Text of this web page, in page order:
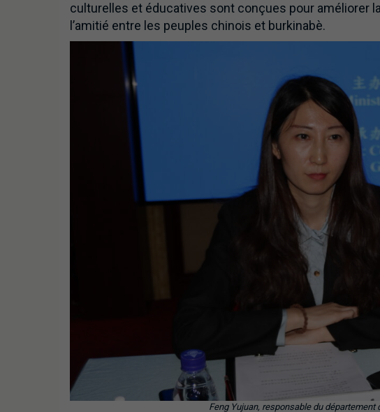
culturelles et éducatives sont conçues pour améliorer
l’amitié entre les peuples chinois et burkinabè.
Feng Yujuan, responsable du département